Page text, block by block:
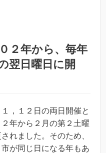
２年から、毎年
翌日曜日に開
，１２日の両日開催と
年から２月の第２土曜
れました。そのため、
が同じ日になる年もあ